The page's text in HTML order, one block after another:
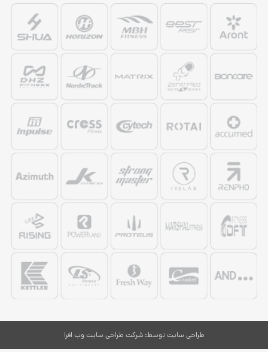
طراحی سایت توسط:شرکت طراحی سایت وب افرا